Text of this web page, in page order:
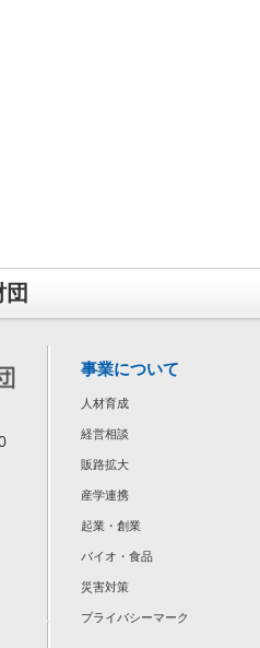
事業について
人材育成
経営相談
販路拡大
産学連携
起業・創業
バイオ・食品
災害対策
プライバシーマーク